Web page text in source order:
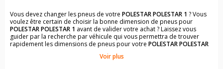
Vous devez changer les pneus de votre POLESTAR POLESTAR 1 ? Vous
voulez être certain de choisir la bonne dimension de pneus pour
POLESTAR POLESTAR 1 avant de valider votre achat ? Laissez vous
guider par la recherche par véhicule qui vous permettra de trouver
rapidement les dimensions de pneus pour votre POLESTAR POLESTAR
Voir plus